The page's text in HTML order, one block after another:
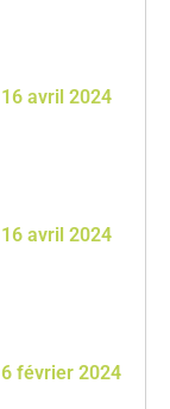
avril 2024
avril 2024
février 2024